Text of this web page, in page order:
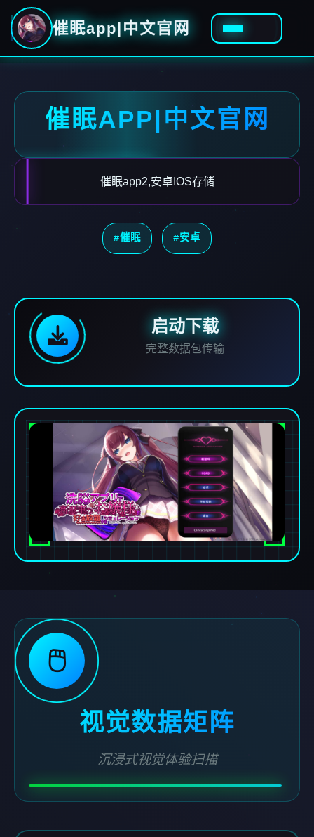
催眠app|中文官网
催眠APP|中文官网
催眠app2,安卓IOS存储
#催眠 #安卓
启动下载
完整数据包传输
🖱️
视觉数据矩阵
沉浸式视觉体验扫描